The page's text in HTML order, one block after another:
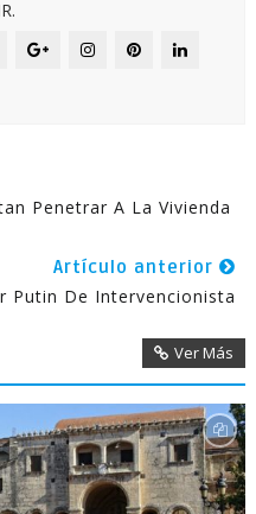
Penetrar A La Vivienda
Artículo anterior
Putin De Intervencionista
Ver Más